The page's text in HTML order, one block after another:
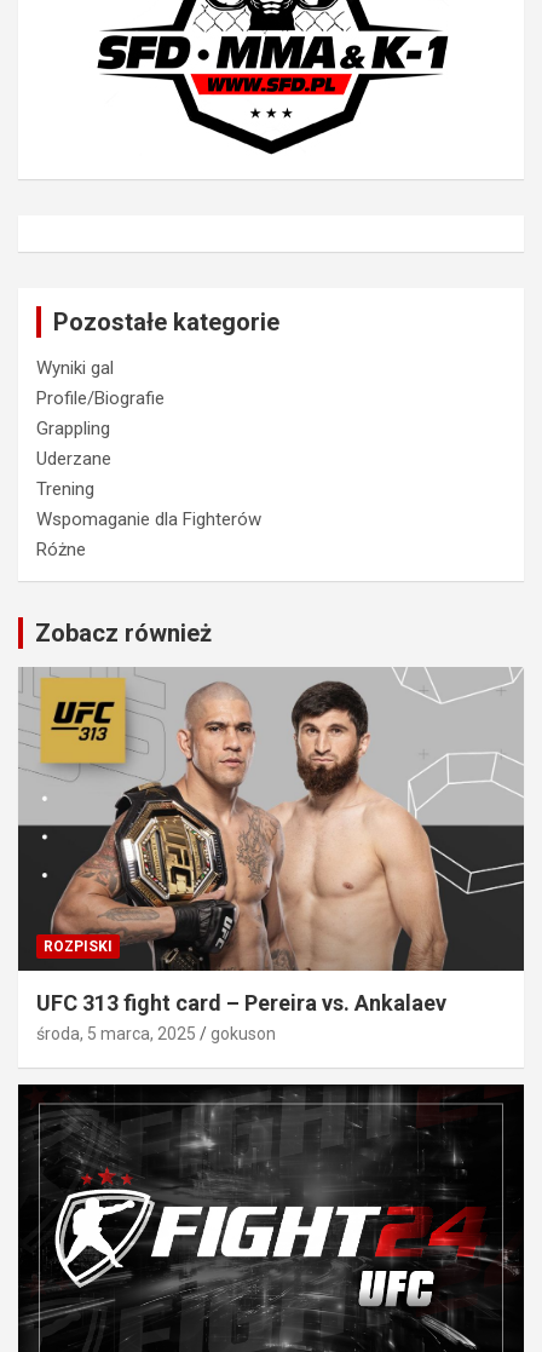
Pozostałe kategorie
Wyniki gal
Profile/Biografie
Grappling
Uderzane
Trening
Wspomaganie dla Fighterów
Różne
Zobacz również
ROZPISKI
UFC 313 fight card – Pereira vs. Ankalaev
środa, 5 marca, 2025 gokuson